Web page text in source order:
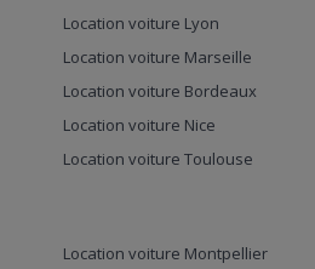
Location voiture Lyon
Location voiture Marseille
Location voiture Bordeaux
Location voiture Nice
Location voiture Toulouse
Location voiture Montpellier